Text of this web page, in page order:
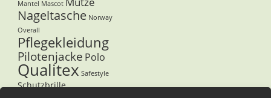
Mantel Mascot
Nageltasche Norway
Overall
Pflegekleidung
Pilotenjacke Polo
Qualitex Safestyle
Schutzbrille